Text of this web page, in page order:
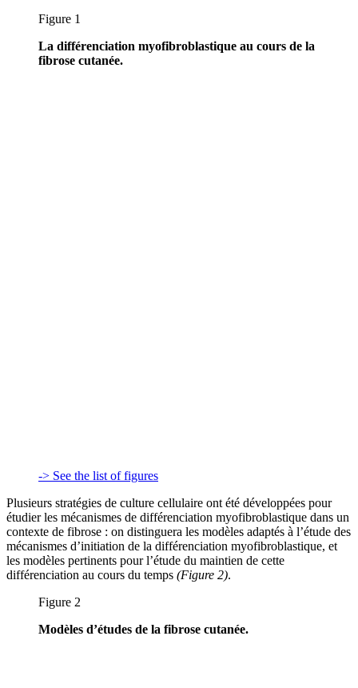
Figure 1
La différenciation myofibroblastique au cours de la
fibrose cutanée.
-> See the list of figures
Plusieurs stratégies de culture cellulaire ont été développées pour
étudier les mécanismes de différenciation myofibroblastique dans un
contexte de fibrose : on distinguera les modèles adaptés à l’étude des
mécanismes d’initiation de la différenciation myofibroblastique, et
les modèles pertinents pour l’étude du maintien de cette
différenciation au cours du temps (Figure 2).
Figure 2
Modèles d’études de la fibrose cutanée.